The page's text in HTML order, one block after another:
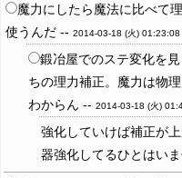
魔力にしたら魔法に比べて
使うんだ -- 2014-03-18 (火) 01:23:08
鍛冶屋でのステ変化を
ちの理力補正。魔力は物
わからん -- 2014-03-18 (火)
強化していけば補正が
器強化してるひとはい